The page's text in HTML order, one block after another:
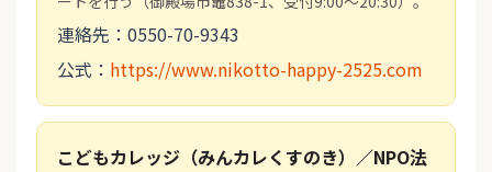
連絡先：0550-70-9343
公式： https://www.nikotto-happy-2525.com
こどもカレッジ（みんカレくすのき）／NPO法